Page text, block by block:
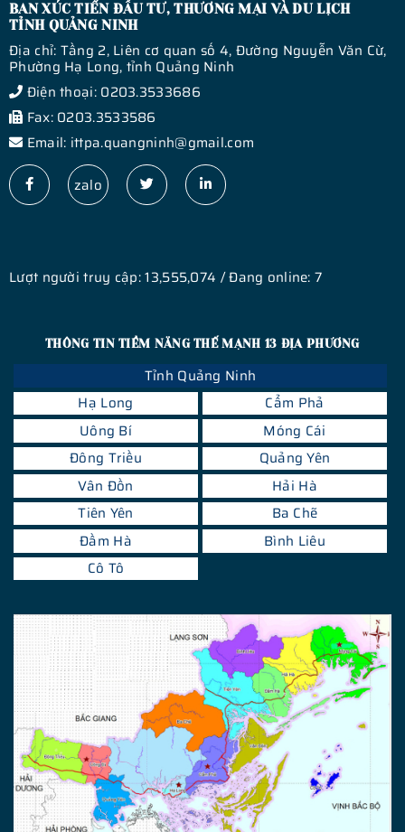
BAN XÚC TIẾN ĐẦU TƯ, THƯƠNG MẠI VÀ DU LỊCH
TỈNH QUẢNG NINH
Địa chỉ: Tầng 2, Liên cơ quan số 4, Đường Nguyễn Văn Cừ,
Phường Hạ Long, tỉnh Quảng Ninh
Điện thoại: 0203.3533686
Fax: 0203.3533586
Email: ittpa.quangninh@gmail.com
zalo
Lượt người truy cập: 13,555,074 / Đang online: 7
THÔNG TIN TIỀM NĂNG THẾ MẠNH 13 ĐỊA PHƯƠNG
Tỉnh Quảng Ninh
Hạ Long
Cẩm Phả
Uông Bí
Móng Cái
Đông Triều
Quảng Yên
Vân Đồn
Hải Hà
Tiên Yên
Ba Chẽ
Đầm Hà
Bình Liêu
Cô Tô